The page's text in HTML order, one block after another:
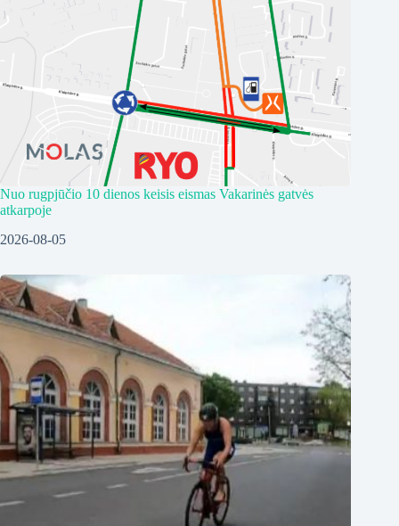
Nuo rugpjūčio 10 dienos keisis eismas Vakarinės gatvės
atkarpoje
2026-08-05